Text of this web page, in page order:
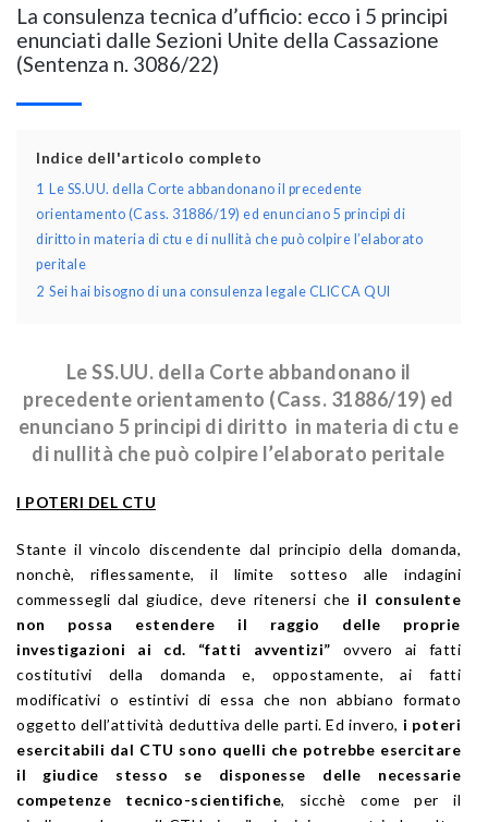
La consulenza tecnica d’ufficio: ecco i 5 principi
enunciati dalle Sezioni Unite della Cassazione
(Sentenza n. 3086/22)
Indice dell'articolo completo
1 Le SS.UU. della Corte abbandonano il precedente
orientamento (Cass. 31886/19) ed enunciano 5 principi di
diritto in materia di ctu e di nullità che può colpire l’elaborato
peritale
2 Sei hai bisogno di una consulenza legale CLICCA QUI
Le SS.UU. della Corte abbandonano il
precedente orientamento (Cass. 31886/19) ed
enunciano 5 principi di diritto in materia di ctu e
di nullità che può colpire l’elaborato peritale
I POTERI DEL CTU
Stante il vincolo discendente dal principio della domanda,
nonchè, riflessamente, il limite sotteso alle indagini
commessegli dal giudice, deve ritenersi che il consulente
non possa estendere il raggio delle proprie
investigazioni ai cd. “fatti avventizi” ovvero ai fatti
costitutivi della domanda e, oppostamente, ai fatti
modificativi o estintivi di essa che non abbiano formato
oggetto dell’attività deduttiva delle parti. Ed invero, i poteri
esercitabili dal CTU sono quelli che potrebbe esercitare
il giudice stesso se disponesse delle necessarie
competenze tecnico-scientifiche, sicchè come per il